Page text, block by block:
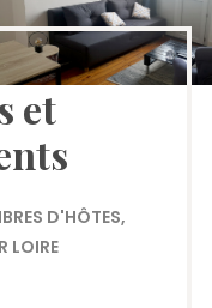
et
D'HÔTES,
LOIRE